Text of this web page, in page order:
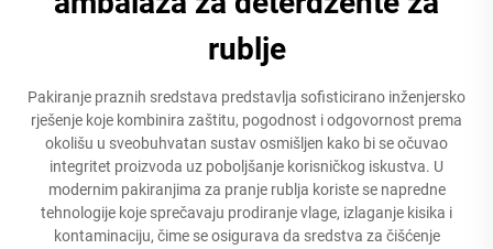
rublje
Pakiranje praznih sredstava predstavlja sofisticirano inženjersko
rješenje koje kombinira zaštitu, pogodnost i odgovornost prema
okolišu u sveobuhvatan sustav osmišljen kako bi se očuvao
integritet proizvoda uz poboljšanje korisničkog iskustva. U
modernim pakiranjima za pranje rublja koriste se napredne
tehnologije koje sprečavaju prodiranje vlage, izlaganje kisika i
kontaminaciju, čime se osigurava da sredstva za čišćenje